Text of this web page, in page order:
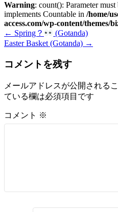
Warning: count(): Parameter
implements Countable in /home/
access.com/wp-content/themes/
← Spring？
(Gotanda)
Easter Basket (Gotanda) →
コメントを残す
メールアドレスが公開される
ている欄は必須項目です
コメント ※